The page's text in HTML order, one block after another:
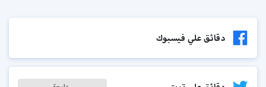
دقائق علي فيسبوك